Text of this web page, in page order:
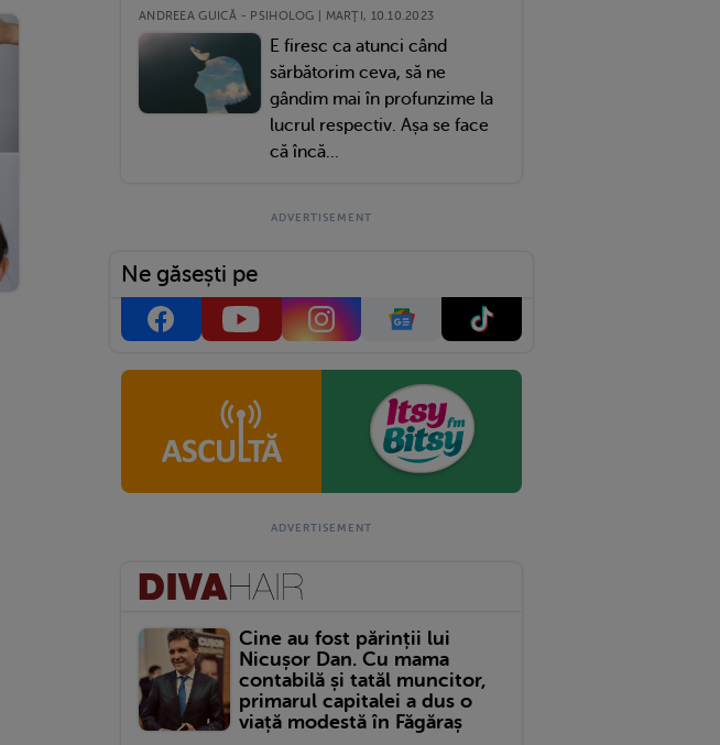
ANDREEA GUICĂ - PSIHOLOG | MARŢI, 10.10.2023
E firesc ca atunci când
sărbătorim ceva, să ne
gândim mai în profunzime la
lucrul respectiv. Așa se face
că încă...
Ne găsești pe
Cine au fost părinții lui
Nicușor Dan. Cu mama
contabilă și tatăl muncitor,
primarul capitalei a dus o
viață modestă în Făgăraș